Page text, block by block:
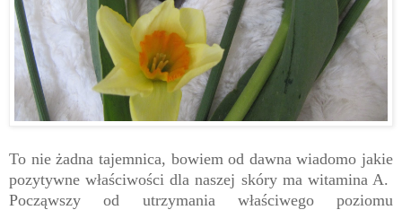
To nie żadna tajemnica, bowiem od dawna wiadomo jakie
pozytywne właściwości dla naszej skóry ma witamina A.
Począwszy od utrzymania właściwego poziomu